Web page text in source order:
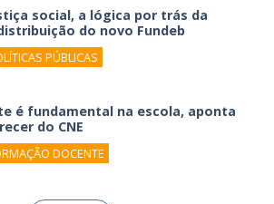
social, a lógica por trás da
do novo Fundeb
PÚBLICAS
é fundamental na escola, aponta
do CNE
DOCENTE